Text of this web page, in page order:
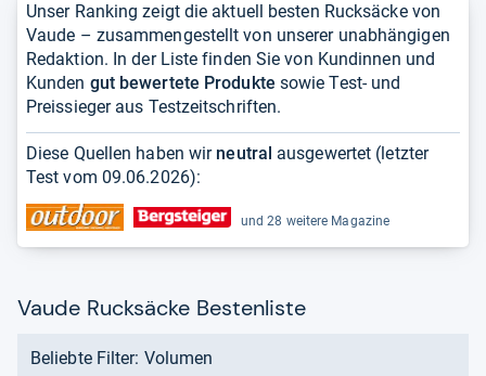
ein.
lassen
sich
Unser Ranking zeigt die aktuell besten Rucksäcke von
Vaude – zusammengestellt von unserer unabhängigen
Redaktion. In der Liste finden Sie von Kundinnen und
Kunden gut bewertete Produkte sowie Test- und
Preissieger aus Testzeitschriften.
Diese Quellen haben wir neutral ausgewertet (letzter
Test vom 09.06.2026):
und 28 weitere Magazine
Vaude Rucksäcke Bestenliste
Beliebte Filter: Volumen